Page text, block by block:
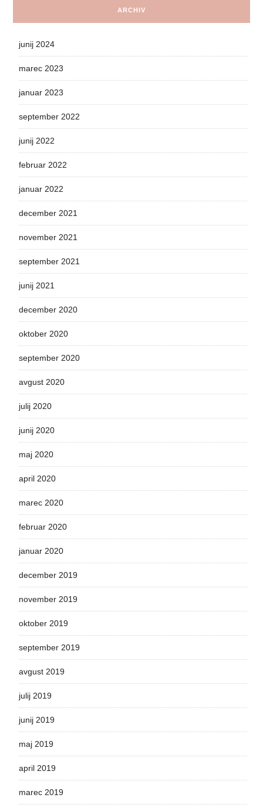
ARCHIV
junij 2024
marec 2023
januar 2023
september 2022
junij 2022
februar 2022
januar 2022
december 2021
november 2021
september 2021
junij 2021
december 2020
oktober 2020
september 2020
avgust 2020
julij 2020
junij 2020
maj 2020
april 2020
marec 2020
februar 2020
januar 2020
december 2019
november 2019
oktober 2019
september 2019
avgust 2019
julij 2019
junij 2019
maj 2019
april 2019
marec 2019